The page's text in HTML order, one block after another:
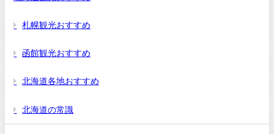
札幌観光おすすめ
函館観光おすすめ
北海道各地おすすめ
北海道の常識